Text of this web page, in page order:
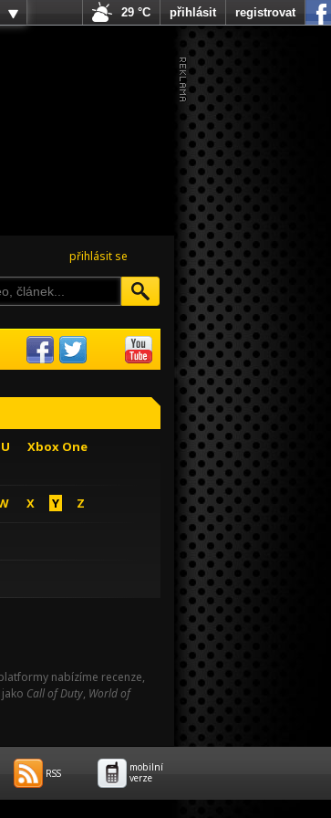
přihlásit se
Xbox One
X Y Z
nabízíme recenze,
Call of Duty, World of
29 °C přihlásit registrovat
RSS
mobilní
verze